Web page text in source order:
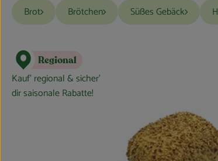
Brot Brötchen Süßes Gebäck
Regional
Kauf’ regional & sicher’
dir saisonale Rabatte!